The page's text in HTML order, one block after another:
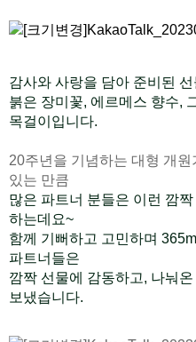
감사와 사랑을 담아 준비된
붉은 장미꽃, 에르메스 향수,
목걸이입니다.
20주년을 기념하는 대형 개
있는 만큼
많은 파트너 분들은 이런 깜
하는데요~
함께 기뻐하고 고민하며
파트너들은
깜짝 선물에 감동하고, 나눠
보냈습니다.